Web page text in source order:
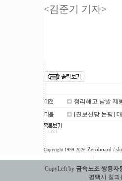
<김준기 기자>
정리해고 남발 제
[진보신당 논평]
Copyright 1999-2026 Zeroboard /
CopyLeft by 금속노조 쌍용자
평택시 칠괴동